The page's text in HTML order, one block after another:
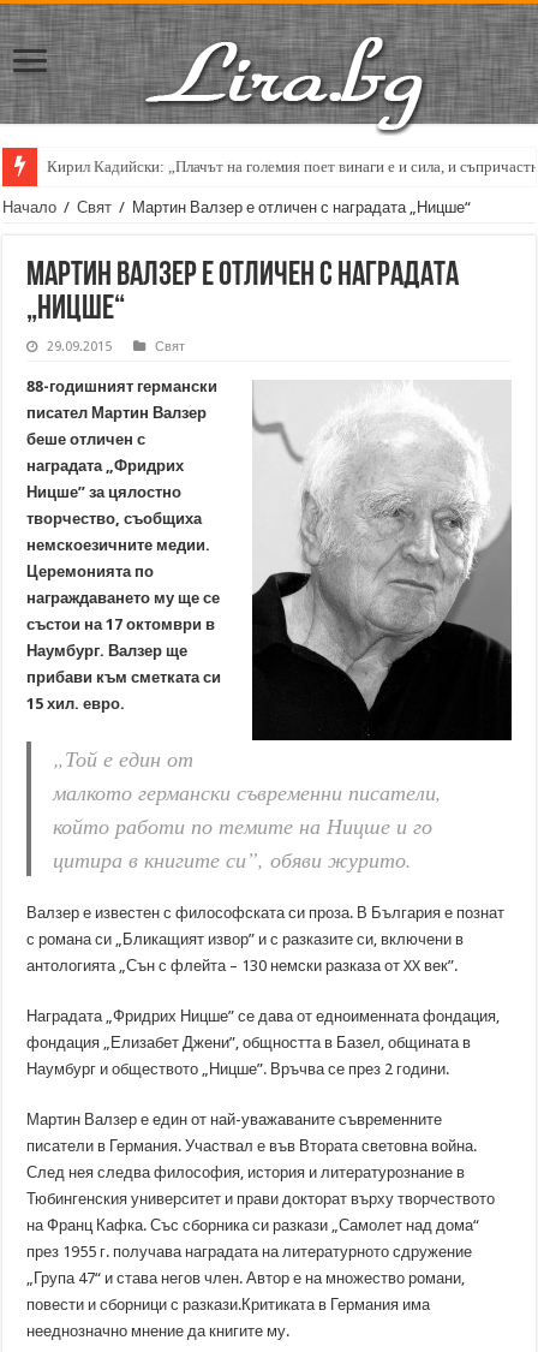
Кирил Кадийски: „Плачът на големия поет винаги е и сила, и
Начало / Свят / Мартин Валзер е отличен с наградата „Ницше“
Мартин Валзер е отличен с наградата
„Ницше“
29.09.2015 Свят
88-годишният германски
писател Мартин Валзер
беше отличен с
наградата „Фридрих
Ницше” за цялостно
творчество, съобщиха
немскоезичните медии.
Церемонията по
награждаването му ще се
състои на 17 октомври в
Наумбург. Валзер ще
прибави към сметката си
15 хил. евро.
„Той е един от
малкото германски съвременни писатели,
който работи по темите на Ницше и го
цитира в книгите си”, обяви журито.
Валзер е известен с философската си проза. В България е познат
с романа си „Бликащият извор” и с разказите си, включени в
антологията „Сън с флейта – 130 немски разказа от XX век”.
Наградата „Фридрих Ницше” се дава от едноименната фондация,
фондация „Елизабет Джени”, общността в Базел, общината в
Наумбург и обществото „Ницше”. Връчва се през 2 години.
Мартин Валзер е един от най-уважаваните съвременните
писатели в Германия. Участвал е във Втората световна война.
След нея следва философия, история и литературознание в
Тюбингенския университет и прави докторат върху творчеството
на Франц Кафка. Със сборника си разкази „Самолет над дома“
през 1955 г. получава наградата на литературното сдружение
„Група 47“ и става негов член. Автор е на множество романи,
повести и сборници с разкази.Критиката в Германия има
нееднозначно мнение да книгите му.